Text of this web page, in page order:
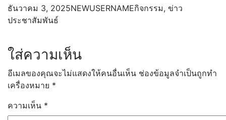
SAR 2568
กิจกรรมพัฒนาผู้เรียน
Google Site สำหรับการจัดการเรียนการสอน
กิจกรรม
วิดีโอกิจกรรม
ธันวาคม 3, 2025NEWUSERNAMEกิจกรรม, ข่าว
ประชาสัมพันธ์
ใส่ความเห็น
อีเมลของคุณจะไม่แสดงให้คนอื่นเห็น ช่องข้อมูลจำเป็นถูกทำ
เครื่องหมาย *
ความเห็น *